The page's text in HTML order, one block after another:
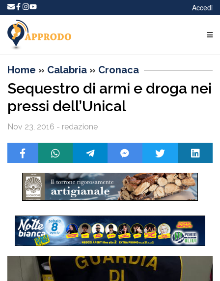
Accedi
Home » Calabria » Cronaca
Sequestro di armi e droga nei
pressi dell’Unical
Nov 23, 2016 - redazione